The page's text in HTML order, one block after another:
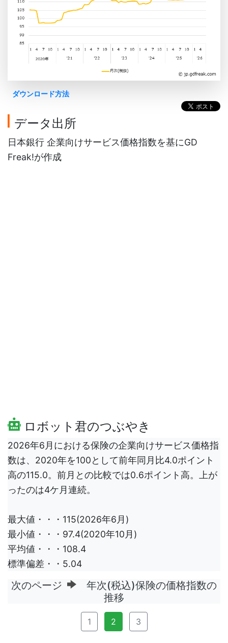
ダウンロード方法
データ出所
日本銀行 企業向けサービス価格指数を基にGD
Freak!が作成
ロボット君のつぶやき
2026年6月における保険の企業向けサービス価格指
数は、2020年を100として前年同月比4.0ポイント
高の115.0。前月との比較では0.6ポイント高。上が
ったのは4ケ月連続。
最大値・・・115(2026年6月)
最小値・・・97.4(2020年10月)
平均値・・・108.4
標準偏差・・5.04
次のページ
年次(税込)保険の価格指数の
推移
1 2 3